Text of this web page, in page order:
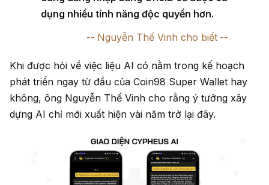
dụng nhiều tính năng độc quyền hơn.
Nguyễn Thế Vinh cho biết
Khi được hỏi về việc liệu AI có nằm trong kế hoạch
phát triển ngay từ đầu của Coin98 Super Wallet hay
không, ông Nguyễn Thế Vinh cho rằng ý tưởng xây
dựng AI chỉ mới xuất hiện vài năm trở lại đây.